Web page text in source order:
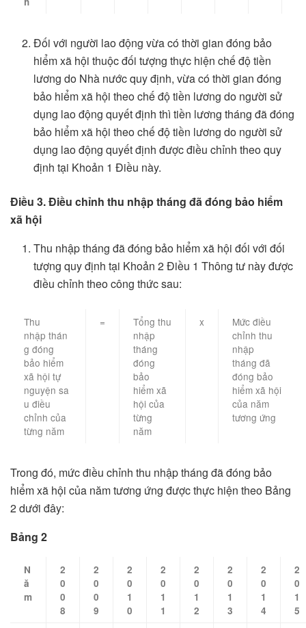
Đối với người lao động vừa có thời gian đóng bảo
hiểm xã hội thuộc đối tượng thực hiện chế độ tiền
lương do Nhà nước quy định, vừa có thời gian đóng
bảo hiểm xã hội theo chế độ tiền lương do người sử
dụng lao động quyết định thì tiền lương tháng đã đóng
bảo hiểm xã hội theo chế độ tiền lương do người sử
dụng lao động quyết định được điều chỉnh theo quy
định tại Khoản 1 Điều này.
Điều 3. Điều chỉnh thu nhập tháng đã đóng bảo hiểm
xã hội
Thu nhập tháng đã đóng bảo hiểm xã hội đối với đối
tượng quy định tại Khoản 2 Điều 1 Thông tư này được
điều chỉnh theo công thức sau:
Thu
nhập thán
g đóng
bảo hiểm
xã hội tự
nguyện sa
u điều
chỉnh của
từng năm
=
Tổng thu
nhập
tháng
đóng
bảo
hiểm xã
hội của
từng
năm
x
Mức điều
chỉnh thu
nhập
tháng đã
đóng bảo
hiểm xã hội
của năm
tương ứng
Trong đó, mức điều chỉnh thu nhập tháng đã đóng bảo
hiểm xã hội của năm tương ứng được thực hiện theo Bảng
2 dưới đây:
Bảng 2
N
ă
m
2
0
0
8
2
0
0
9
2
0
1
0
2
0
1
1
2
0
1
2
2
0
1
3
2
0
1
4
2
0
1
5